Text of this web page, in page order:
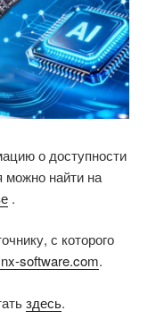
о доступности
можно найти на
.
с которого
software.com.
здесь.